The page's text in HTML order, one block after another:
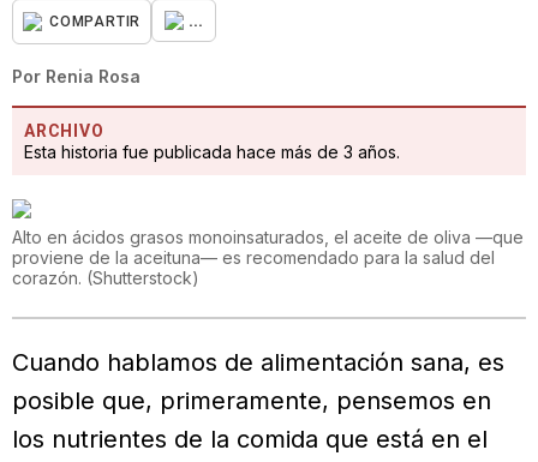
COMPARTIR ...
Por Renia Rosa
ARCHIVO
Esta historia fue publicada hace más de 3 años.
Alto en ácidos grasos monoinsatu­rados, el aceite de oliva —que
proviene de la aceituna— es recomendado para la salud del
corazón. (Shutterstock)
Cuando hablamos de alimentación sana, es
posible que, primeramen­te, pensemos en
los nutrientes de la comida que está en el